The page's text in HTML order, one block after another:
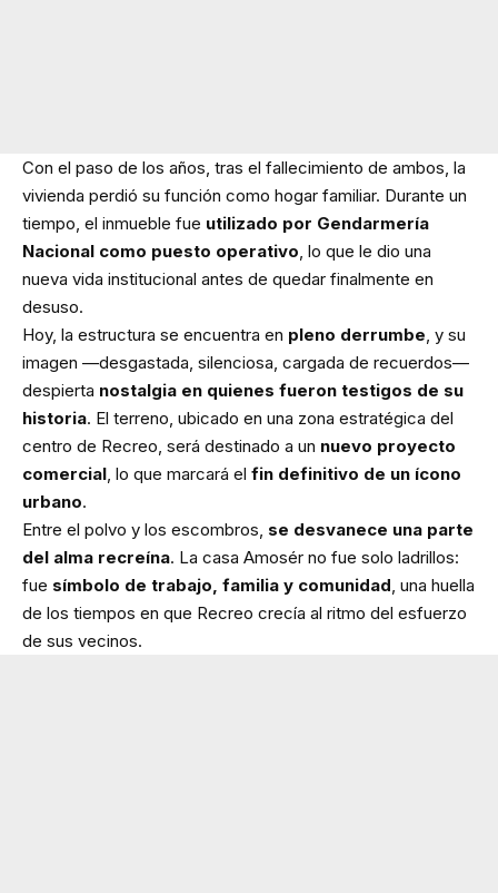
Con el paso de los años, tras el fallecimiento de ambos, la
vivienda perdió su función como hogar familiar. Durante un
tiempo, el inmueble fue utilizado por Gendarmería
Nacional como puesto operativo, lo que le dio una
nueva vida institucional antes de quedar finalmente en
desuso.
Hoy, la estructura se encuentra en pleno derrumbe, y su
imagen —desgastada, silenciosa, cargada de recuerdos—
despierta nostalgia en quienes fueron testigos de su
historia. El terreno, ubicado en una zona estratégica del
centro de Recreo, será destinado a un nuevo proyecto
comercial, lo que marcará el fin definitivo de un ícono
urbano.
Entre el polvo y los escombros, se desvanece una parte
del alma recreína. La casa Amosér no fue solo ladrillos:
fue símbolo de trabajo, familia y comunidad, una huella
de los tiempos en que Recreo crecía al ritmo del esfuerzo
de sus vecinos.